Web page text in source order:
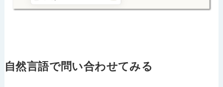
自然言語で問い合わせてみる